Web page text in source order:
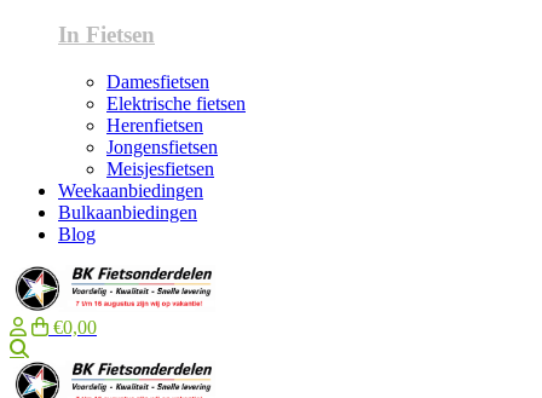
In Fietsen
Damesfietsen
Elektrische fietsen
Herenfietsen
Jongensfietsen
Meisjesfietsen
Weekaanbiedingen
Bulkaanbiedingen
Blog
€0,00